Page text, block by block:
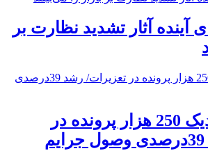
آینده آثار تشدید نظارت بر
رسیدگی به نزدیک 250 هزار پرونده در